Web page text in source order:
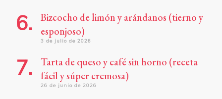
Bizcocho de limón y arándanos (tierno y
esponjoso)
3 de julio de 2026
Tarta de queso y café sin horno (receta
fácil y súper cremosa)
26 de junio de 2026